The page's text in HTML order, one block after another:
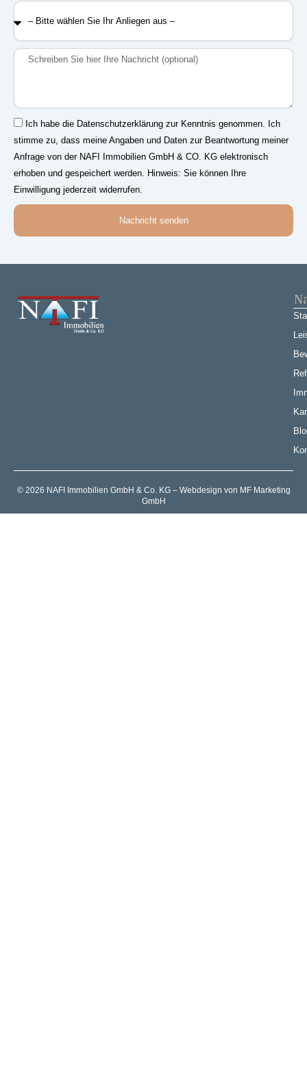
–
Bitte
Sie
Ihr
Nachricht
Einwilligung
Ich habe die Datenschutzerklärung zur Kenntnis genommen. Ich
stimme zu, dass meine Angaben und Daten zur Beantwortung meiner
Anfrage von der NAFI Immobilien GmbH & CO. KG elektronisch
erhoben und gespeichert werden. Hinweis: Sie können Ihre
Einwilligung jederzeit widerrufen.
Nachricht senden
© 2026 NAFI Immobilien GmbH & Co. KG – Webdesign von MF Marketing
GmbH